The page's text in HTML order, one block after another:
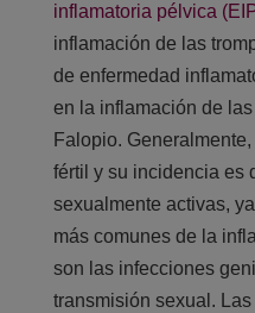
inflamatoria pélvica
inflamación de las
de enfermedad
en la inflamación de
Falopio.
fértil y su incidencia es
sexualmente activas,
más comunes de la
son las infecciones
transmisión sexual.